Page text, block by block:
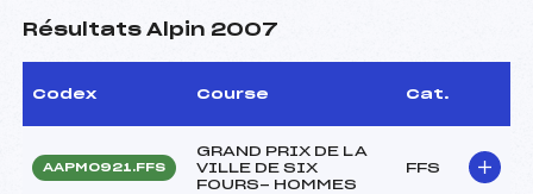
Résultats Alpin 2007
Codex Course Cat.
AAPM0921.FFS
GRAND PRIX DE LA
VILLE DE SIX
FOURS- HOMMES
FFS